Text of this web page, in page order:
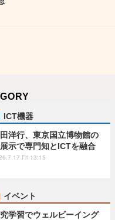
ICT機器
洋行、東京国立博物館の
示で専門知とICTを融合
Fri 13:15
イベント
学習でウェルビーイング